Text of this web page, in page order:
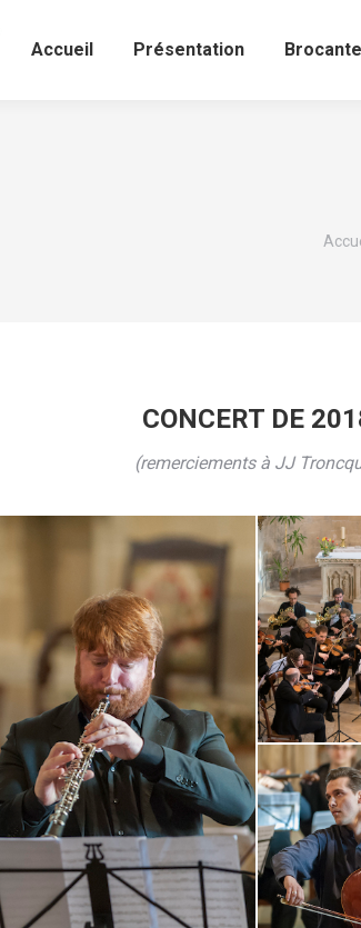
Accueil Présentation Brocante
CONCERT DE
(remerciements à JJ